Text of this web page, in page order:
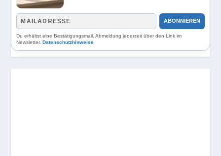
ABONNIEREN
Du erhältst eine Bestätigungsmail. Abmeldung jederzeit über den Link im
Newsletter.Datenschutzhinweise